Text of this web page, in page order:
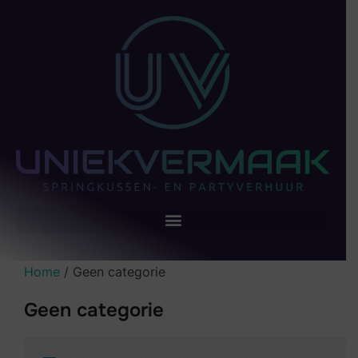
Home / Geen categorie
Geen categorie